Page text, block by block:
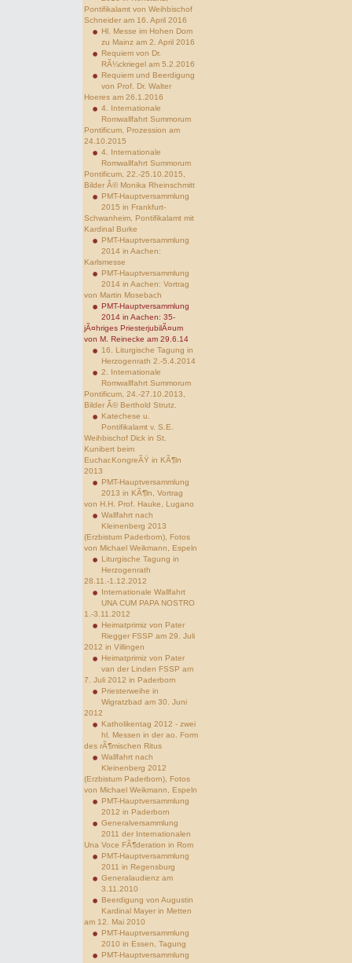
Pontifikalamt von Weihbischof
Schneider am 16. April 2016
Hl. Messe im Hohen Dom
zu Mainz am 2. April 2016
Requiem von Dr.
RÃ¼ckriegel am 5.2.2016
Requiem und Beerdigung
von Prof. Dr. Walter
Hoeres am 26.1.2016
4. Internationale
Romwallfahrt Summorum
Pontificum, Prozession am
24.10.2015
4. Internationale
Romwallfahrt Summorum
Pontificum, 22.-25.10.2015,
Bilder Â© Monika Rheinschmitt
PMT-Hauptversammlung
2015 in Frankfurt-
Schwanheim, Pontifikalamt mit
Kardinal Burke
PMT-Hauptversammlung
2014 in Aachen:
Karlsmesse
PMT-Hauptversammlung
2014 in Aachen: Vortrag
von Martin Mosebach
PMT-Hauptversammlung
2014 in Aachen: 35-
jÃ¤hriges PriesterjubilÃ¤um
von M. Reinecke am 29.6.14
16. Liturgische Tagung in
Herzogenrath 2.-5.4.2014
2. Internationale
Romwallfahrt Summorum
Pontificum, 24.-27.10.2013,
Bilder Â© Berthold Strutz.
Katechese u.
Pontifikalamt v. S.E.
Weihbischof Dick in St.
Kunibert beim
Euchar.KongreÃŸ in KÃ¶ln
2013
PMT-Hauptversammlung
2013 in KÃ¶ln, Vortrag
von H.H. Prof. Hauke, Lugano
Wallfahrt nach
Kleinenberg 2013
(Erzbistum Paderborn), Fotos
von Michael Weikmann, Espeln
Liturgische Tagung in
Herzogenrath
28.11.-1.12.2012
Internationale Wallfahrt
UNA CUM PAPA NOSTRO
1.-3.11.2012
Heimatprimiz von Pater
Riegger FSSP am 29. Juli
2012 in Villingen
Heimatprimiz von Pater
van der Linden FSSP am
7. Juli 2012 in Paderborn
Priesterweihe in
Wigratzbad am 30. Juni
2012
Katholikentag 2012 - zwei
hl. Messen in der ao. Form
des rÃ¶mischen Ritus
Wallfahrt nach
Kleinenberg 2012
(Erzbistum Paderborn), Fotos
von Michael Weikmann, Espeln
PMT-Hauptversammlung
2012 in Paderborn
Generalversammlung
2011 der Internationalen
Una Voce FÃ¶deration in Rom
PMT-Hauptversammlung
2011 in Regensburg
Generalaudienz am
3.11.2010
Beerdigung von Augustin
Kardinal Mayer in Metten
am 12. Mai 2010
PMT-Hauptversammlung
2010 in Essen, Tagung
PMT-Hauptversammlung